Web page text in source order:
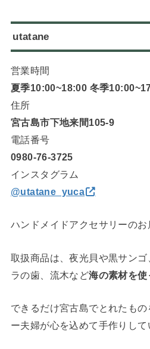
utatane
営業時間
夏季10:00~18:00 冬季
住所
宮古島市下地来間105-9
電話番号
0980-76-3725
インスタグラム
@utatane_yuca
ハンドメイドアクセサリーのお
取扱商品は、夜光貝や黒サン
ラの歯、流木など海の素材を使
できるだけ宮古島でとれたも
ー夫婦が心を込めて手作りして